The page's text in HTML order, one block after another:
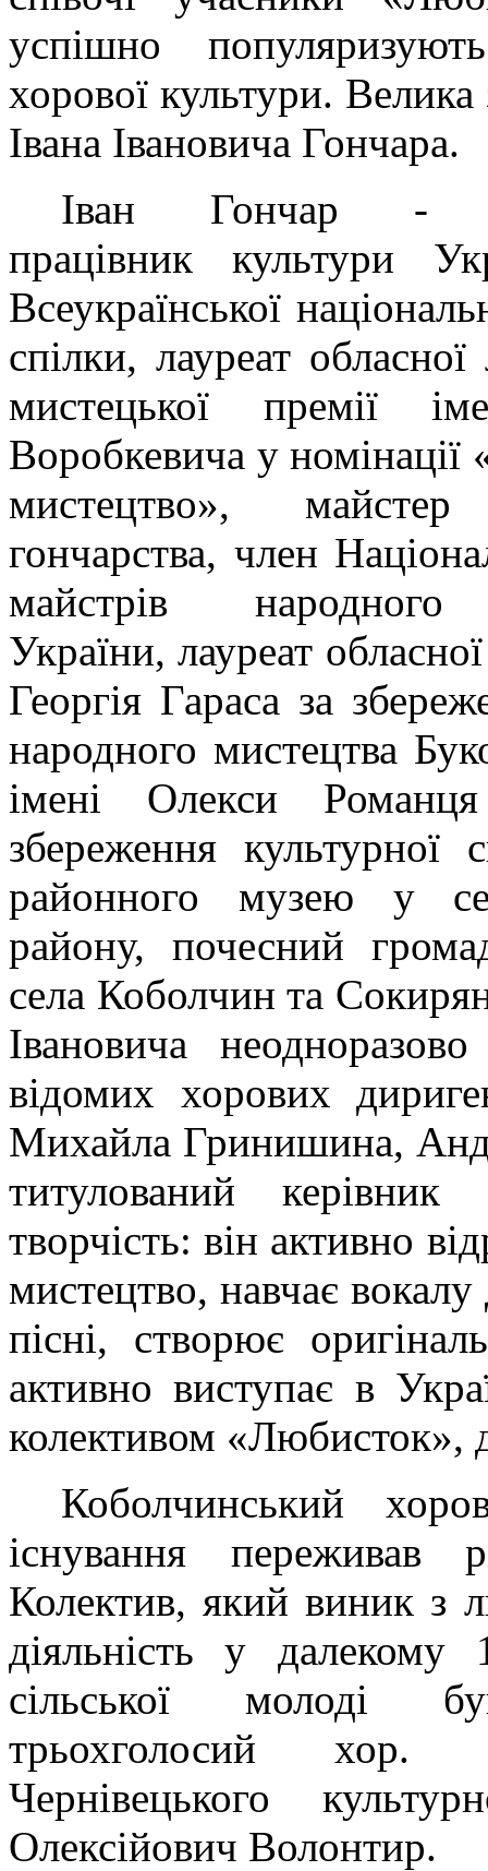
успішно
хорової культури.
Івана Івановича Гончара.
Іван Гончар
працівник культури
Всеукраїнської
спілки, лауреат обласної
мистецької премії
Воробкевича у номінації
мистецтво», майстер
гончарства, член
майстрів народного
України, лауреат
Георгія Гараса за
народного мистецтва
імені Олекси
збереження
районного музею у
району, почесний
села Коболчин та
Івановича
відомих хорових
Михайла Гринишина,
титулований
творчість: він активно
мистецтво, навчає
пісні, створює
активно виступає в
колективом «Любисток»,
Коболчинський
існування переживав
Колектив, який виник з
діяльністьу далекому
сільської молоді
трьохголосий хор.
Чернівецького
Олексійович Волонтир.